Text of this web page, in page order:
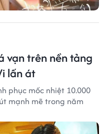
vạn trên nền tảng
lấn át
phục mốc nhiệt 10.000
mạnh mẽ trong năm